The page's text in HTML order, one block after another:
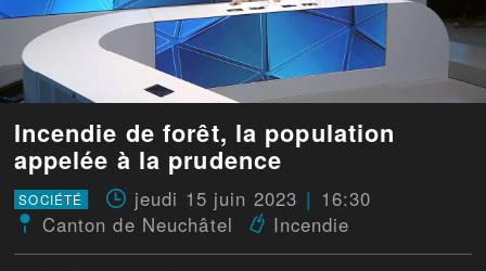
Incendie de forêt, la population
appelée à la prudence
SOCIÉTÉ jeudi 15 juin 2023
16:30
Canton de Neuchâtel
Incendie